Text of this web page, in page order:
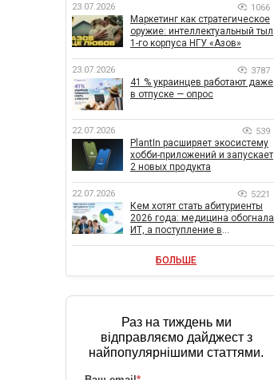
23.07.2026 1066
Маркетинг как стратегическое
оружие: интеллектуальный тыл
1-го корпуса НГУ «Азов»
23.07.2026 3787
41 % украинцев работают даже
в отпуске — опрос
22.07.2026 539
PlantIn расширяет экосистему
хобби-приложений и запускает
2 новых продукта
22.07.2026 5221
Кем хотят стать абитуриенты
2026 года: медицина обогнала
ИТ, а поступление в
главной целью
БОЛЬШЕ
Раз на тиждень ми
відправляємо дайджест з
найпопулярнішими статтями.